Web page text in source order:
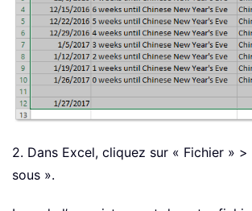
2. Dans Excel, cliquez sur « Fichier »
sous ».